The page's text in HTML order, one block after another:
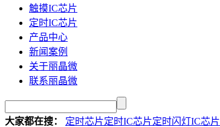
触摸IC芯片
定时IC芯片
产品中心
新闻案例
关于丽晶微
联系丽晶微
大家都在搜： 定时芯片定时IC芯片定时闪灯IC芯片